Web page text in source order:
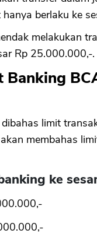
berlaku ke
melakukan
Rp 25.000.000,-.
limit
membahas
ke